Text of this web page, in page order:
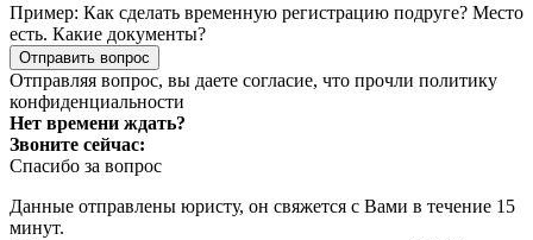
Пример: Как сделать временную регистрацию подруге? Место
есть. Какие документы?
Отправить вопрос
Отправляя вопрос, вы даете согласие, что прочли политику
конфиденциальности
Нет времени ждать?
Звоните сейчас:
Спасибо за вопрос
Данные отправлены юристу, он свяжется с Вами в течение 15
минут.